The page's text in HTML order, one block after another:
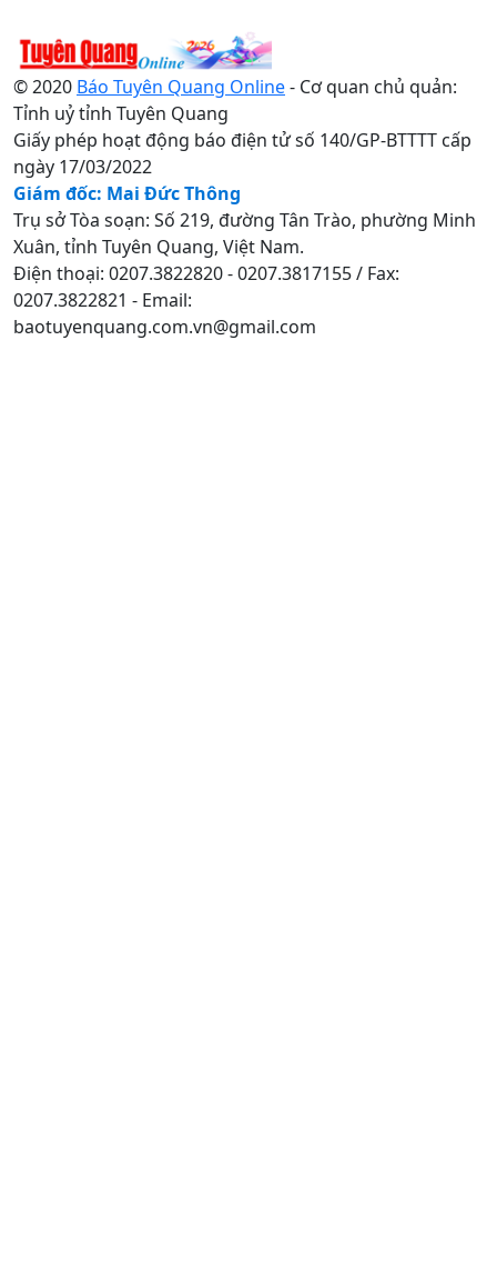
© 2020 Báo Tuyên Quang Online- Cơ quan chủ quản:
Tỉnh uỷ tỉnh Tuyên Quang
Giấy phép hoạt động báo điện tử số 140/GP-BTTTT cấp
ngày 17/03/2022
Giám đốc: Mai Đức Thông
Trụ sở Tòa soạn: Số 219, đường Tân Trào, phường Minh
Xuân, tỉnh Tuyên Quang, Việt Nam.
Điện thoại: 0207.3822820 - 0207.3817155 / Fax:
0207.3822821 - Email:
baotuyenquang.com.vn@gmail.com